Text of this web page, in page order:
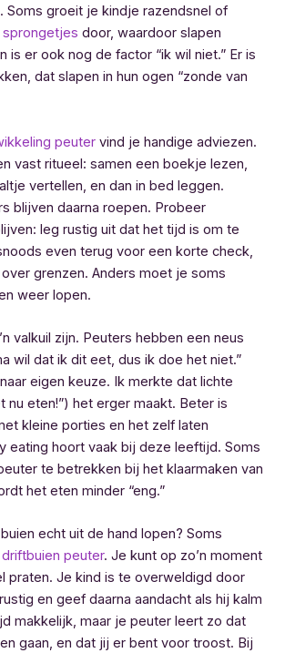
Soms groeit je kindje razendsnel of
door, waardoor slapen
is er ook nog de factor “ik wil niet.” Er is
dat slapen in hun ogen “zonde van
peuter vind je handige adviezen.
vast ritueel: samen een boekje lezen,
vertellen, en dan in bed leggen.
blijven daarna roepen. Probeer
leg rustig uit dat het tijd is om te
even terug voor een korte check,
grenzen. Anders moet je soms
weer lopen.
valkuil zijn. Peuters hebben een neus
wil dat ik dit eet, dus ik doe het niet.”
eigen keuze. Ik merkte dat lichte
nu eten!”) het erger maakt. Beter is
kleine porties en het zelf laten
eating hoort vaak bij deze leeftijd. Soms
te betrekken bij het klaarmaken van
het eten minder “eng.”
echt uit de hand lopen? Soms
driftbuien peuter. Je kunt op zo’n moment
praten. Je kind is te overweldigd door
en geef daarna aandacht als hij kalm
makkelijk, maar je peuter leert zo dat
gaan, en dat jij er bent voor troost. Bij